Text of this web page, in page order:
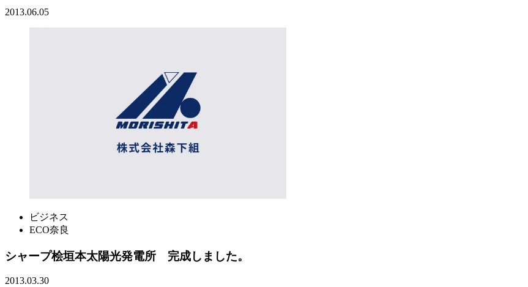
2013.06.05
ビジネス
ECO奈良
シャープ桧垣本太陽光発電所 完成しました。
2013.03.30